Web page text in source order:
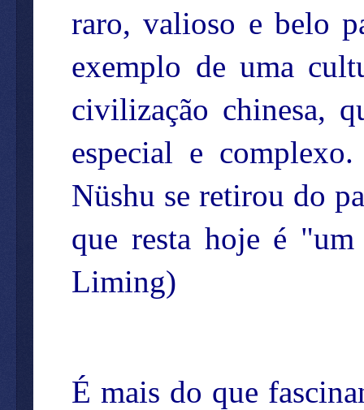
raro, valioso e belo
exemplo de uma
civilização chinesa,
especial e
Nüshu se retirou do
que resta hoje é
Liming)
É mais do que